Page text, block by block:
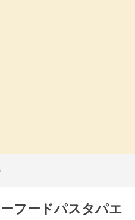
フードパスタパエ